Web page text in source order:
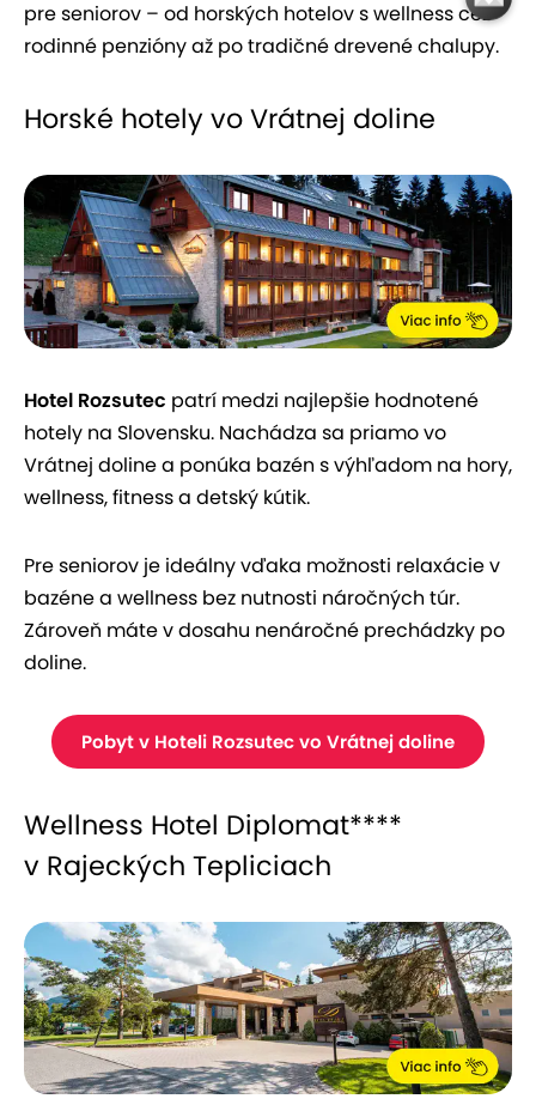
pre seniorov – od horských hotelov s wellness cez
rodinné penzióny až po tradičné drevené chalupy.
Horské hotely vo Vrátnej doline
Hotel Rozsutec patrí medzi najlepšie hodnotené
hotely na Slovensku. Nachádza sa priamo vo
Vrátnej doline a ponúka bazén s výhľadom na hory,
wellness, fitness a detský kútik.
Pre seniorov je ideálny vďaka možnosti relaxácie v
bazéne a wellness bez nutnosti náročných túr.
Zároveň máte v dosahu nenáročné prechádzky po
doline.
Pobyt v Hoteli Rozsutec vo Vrátnej doline
Wellness Hotel Diplomat****
v Rajeckých Tepliciach